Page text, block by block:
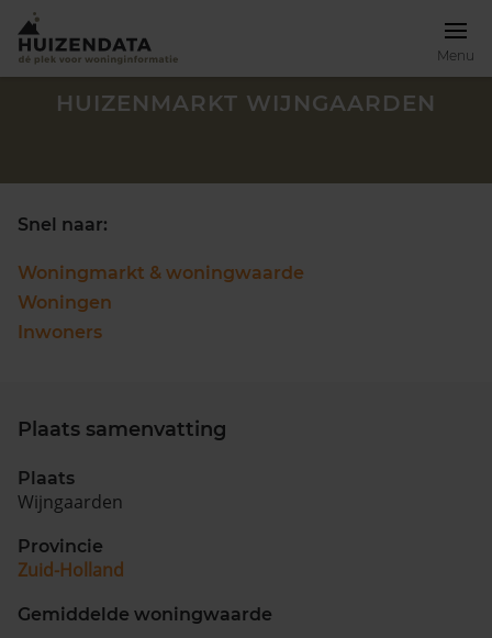
Menu
Zoek een woning
088 220 4200
Maandag t/m vrijdag - 08:00 -18:00
HUIZENMARKT WIJNGAARDEN
Snel naar:
Woningmarkt & woningwaarde
Woningen
Inwoners
Plaats samenvatting
Plaats
Wijngaarden
Provincie
Zuid-Holland
Gemiddelde woningwaarde